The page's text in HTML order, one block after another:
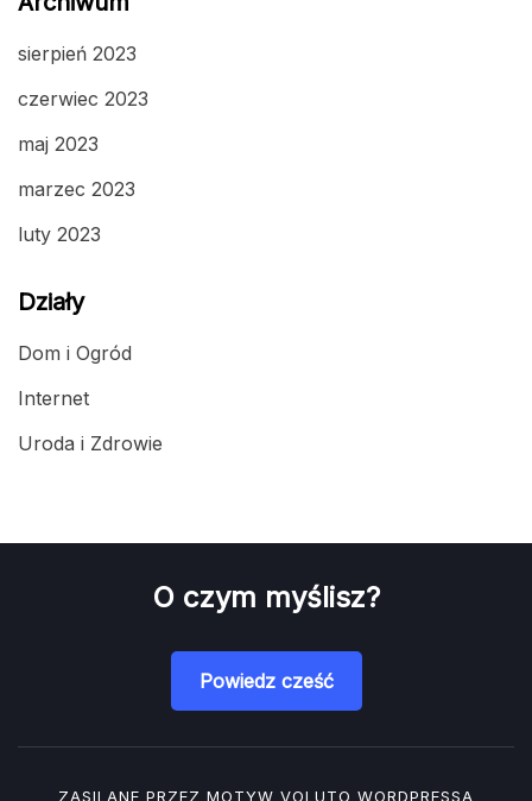
sierpień 2023
czerwiec 2023
maj 2023
marzec 2023
luty 2023
Działy
Dom i Ogród
Internet
Uroda i Zdrowie
O czym myślisz?
Powiedz cześć
ZASILANE PRZEZ MOTYW VOLUTO WORDPRESSA